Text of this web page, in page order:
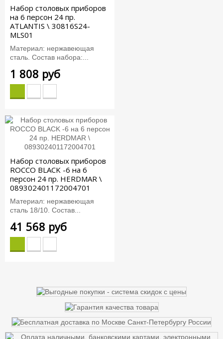
Набор столовых приборов
на 6 персон 24 пр.
ATLANTIS \ 30816S24-
MLS01
Материал: нержавеющая
сталь. Состав набора:...
1 808 руб
Набор столовых приборов
ROCCO BLACK -6 на 6
персон 24 пр. HERDMAR \
089302401172004701
Материал: нержавеющая
сталь 18/10. Состав...
41 568 руб